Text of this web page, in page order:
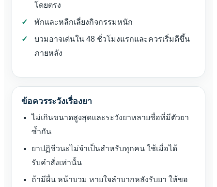
โดยตรง
พักและหลีกเลี่ยงกิจกรรมหนัก
บวมอาจเด่นใน 48 ชั่วโมงแรกและควรเริ่มดีขึ้น
ภายหลัง
ข้อควรระวังเรื่องยา
ไม่เกินขนาดสูงสุดและระวังยาหลายชื่อที่มีตัวยา
ซ้ำกัน
ยาปฏิชีวนะไม่จำเป็นสำหรับทุกคน ใช้เมื่อได้
รับคำสั่งเท่านั้น
ถ้ามีผื่น หน้าบวม หายใจลำบากหลังรับยา ให้ขอ